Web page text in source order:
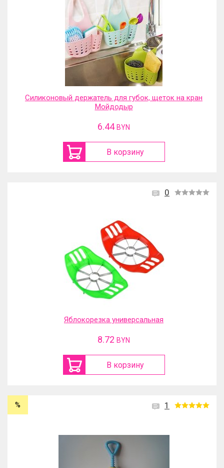
Силиконовый держатель для губок, щеток на кран
Мойдодыр
6.44 BYN
В корзину
0
Яблокорезка универсальная
8.72 BYN
В корзину
1
%